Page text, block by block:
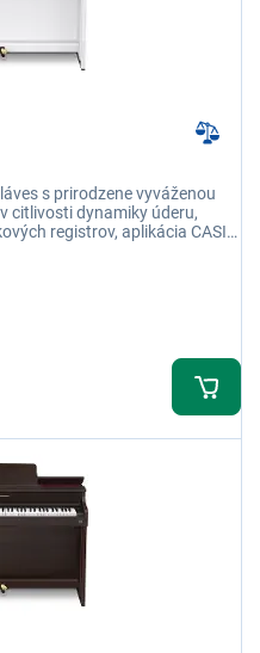
s prirodzene vyváženou
citlivosti dynamiky úderu,
registrov, aplikácia CASIO